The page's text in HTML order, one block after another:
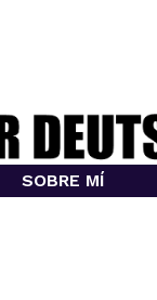
SOBRE MÍ